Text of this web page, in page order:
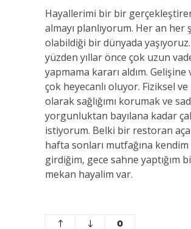
Hayallerimi bir bir
almayı planlıyorum. Her an her
olabildiği bir dünyada
yüzden yıllar önce çok uzun
yapmama kararı aldım. Gelişine
çok heyecanlı oluyor. Fiziksel
olarak sağlığımı korumak ve
yorgunluktan bayılana kadar
istiyorum. Belki bir restoran
hafta sonları mutfağına kendim
girdiğim, gece sahne yaptığım
mekan hayalim var.
0